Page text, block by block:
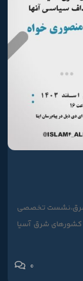
شرق،نشست تخصصی
شرق آسیا
0